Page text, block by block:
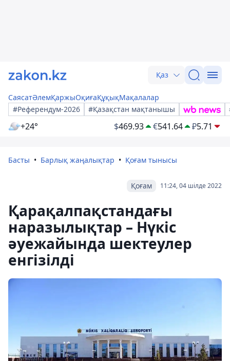
Қаз
СаясатӘлемҚаржыОқиғаҚұқықМақалалар
#Референдум-2026
#Қазақстан мақтанышы
+24° $469.93 €541.64 ₽5.71
Басты Барлық жаңалықтар Қоғам тынысы
11:24, 04 шілде 2022
Қоғам
Қарақалпақстандағы
наразылықтар – Нүкіс
әуежайында шектеулер
енгізілді